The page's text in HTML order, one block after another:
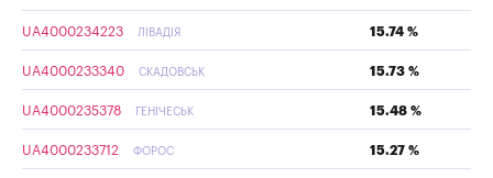
UA4000234223 ЛІВАДІЯ 15.74 %
UA4000233340 СКАДОВСЬК 15.73 %
UA4000235378 ГЕНІЧЕСЬК 15.48 %
UA4000233712 ФОРОС 15.27 %